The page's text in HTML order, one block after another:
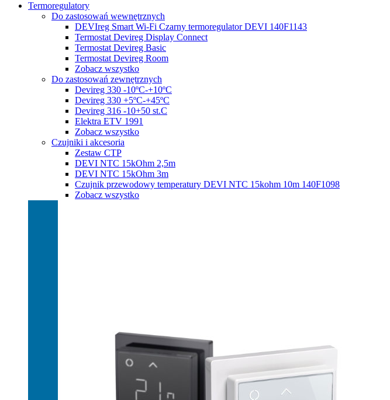
Termoregulatory
Do zastosowań wewnętrznych
DEVIreg Smart Wi-Fi Czarny termoregulator DEVI 140F1143
Termostat Devireg Display Connect
Termostat Devireg Basic
Termostat Devireg Room
Zobacz wszystko
Do zastosowań zewnętrznych
Devireg 330 -10ºC-+10ºC
Devireg 330 +5ºC-+45ºC
Devireg 316 -10+50 st.C
Elektra ETV 1991
Zobacz wszystko
Czujniki i akcesoria
Zestaw CTP
DEVI NTC 15kOhm 2,5m
DEVI NTC 15kOhm 3m
Czujnik przewodowy temperatury DEVI NTC 15kohm 10m 140F1098
Zobacz wszystko